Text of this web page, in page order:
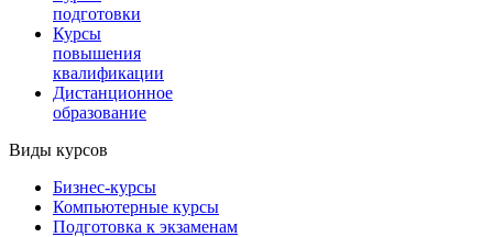
подготовки
Курсы
повышения
квалификации
Дистанционное
образование
Виды курсов
Бизнес-курсы
Компьютерные курсы
Подготовка к экзаменам